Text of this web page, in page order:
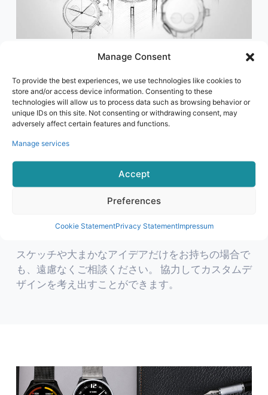
Manage Consent
To provide the best experiences, we use technologies like cookies to
store and/or access device information. Consenting to these
technologies will allow us to process data such as browsing behavior or
unique IDs on this site. Not consenting or withdrawing consent, may
adversely affect certain features and functions.
Manage services
Accept
Preferences
Cookie StatementPrivacy StatementImpressum
専門的な設計指導
あなたがコンセプトやアイデアを持って私たちと一
緒に来たら、私たちは機能する製品を作ります。
長年にわたる設計と製造の実践により、私たちは何
が機能し、何が機能しないかを知っています。
したがって、お客様のデザインを最大限に引き出す
ことができます。
スケッチや大まかなアイデアだけをお持ちの場合で
も、遠慮なくご相談ください。 協力してカスタムデ
ザインを考え出すことができます。